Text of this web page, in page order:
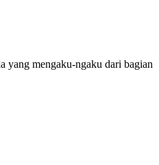
yang mengaku-ngaku dari bagian